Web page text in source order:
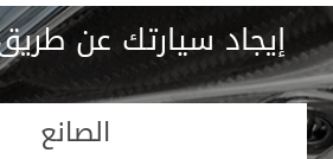
إيجاد سيارتك عن
الصانع